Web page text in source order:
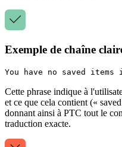
Exemple de chaîne
Cette phrase indique à
et ce que cela contient («
donnant ainsi à PTC tout le
traduction exacte.